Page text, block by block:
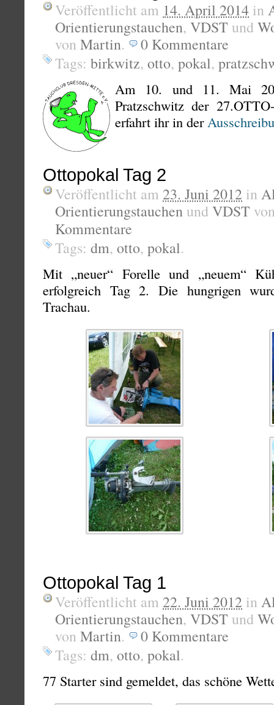
Veröffentlicht am 14. April 2014 in
Orientierungstauchen, VDST und
von Martin. 0 Kommentare
Tags: birkwitz, otto, pokal,
Am 10. und 11. Mai
Pratzschwitz der
erfahrt ihr in der
Ottopokal Tag 2
Veröffentlicht am 23. Juni 2012 in
Orientierungstauchen und VDST
Kommentare
Tags: dm, otto, pokal.
Mit „neuer“ Forelle und „neuem“
erfolgreich Tag 2. Die hungrigen
Trachau.
Ottopokal Tag 1
Veröffentlicht am 22. Juni 2012 in
Orientierungstauchen, VDST und
von Martin. 0 Kommentare
Tags: dm, otto, pokal.
77 Starter sind gemeldet, das schöne